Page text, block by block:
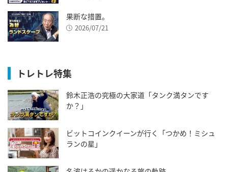
果断な措置。
2026/07/21
トレトレ特集
鈴木正浩の究極の大家道「タンク満タンです
か？」
ビットコインクイーンが行く「つかめ！ミシュ
ランの星」